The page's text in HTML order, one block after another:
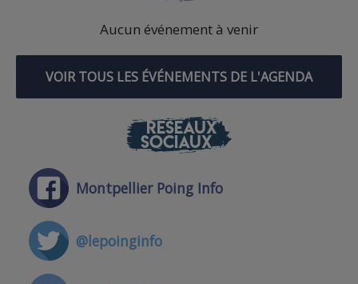
Aucun événement à venir
VOIR TOUS LES ÉVÉNEMENTS DE L'AGENDA
RÉSEAUX
SOCIAUX
Montpellier Poing Info
@lepoinginfo